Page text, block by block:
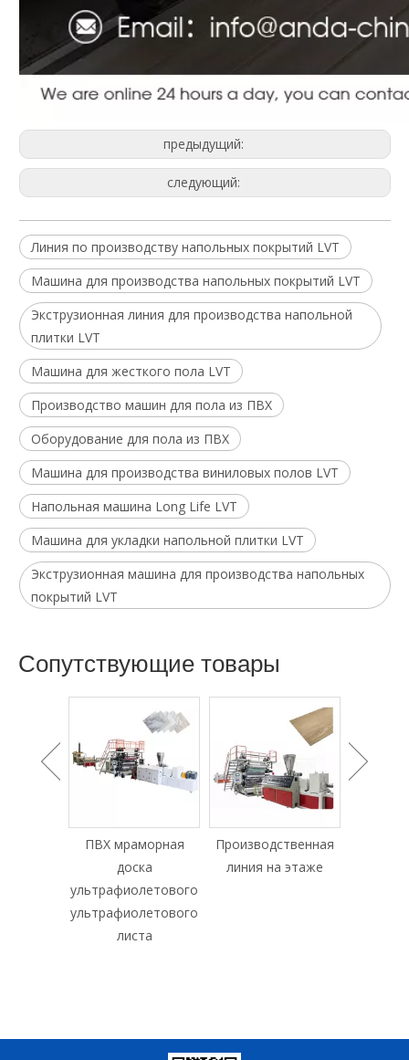
предыдущий:
следующий:
Линия по производству напольных покрытий LVT
Машина для производства напольных покрытий LVT
Экструзионная линия для производства напольной
плитки LVT
Машина для жесткого пола LVT
Производство машин для пола из ПВХ
Оборудование для пола из ПВХ
Машина для производства виниловых полов LVT
Напольная машина Long Life LVT
Машина для укладки напольной плитки LVT
Экструзионная машина для производства напольных
покрытий LVT
Cопутствующие товары
Производственная
линия на этаже
WPC Decking
Machine